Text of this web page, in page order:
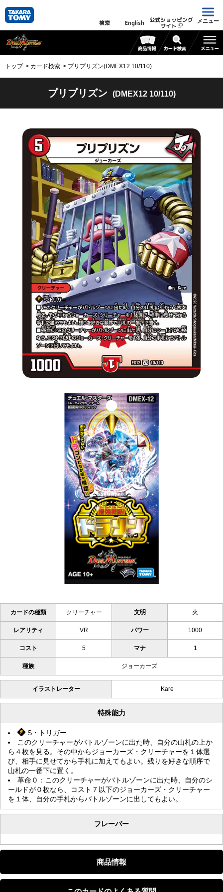
検索 English 公式ショッピング
サイト
メニュー
トップ カード検索 プリプリズン(DMEX12 10/110)
プリプリズン (DMEX12 10/110)
カードの種類 クリーチャー 文明 火
レアリティ VR パワー 1000
コスト 5 マナ 1
種族 ジョーカーズ
イラストレーター Kare
特殊能力
S・トリガー
このクリーチャーがバトルゾーンに出た時、自分の山札の上か
ら４枚を見る。その中からジョーカーズ・クリーチャーを１体選
び、相手に見せてから手札に加えてもよい。残りを好きな順序で
山札の一番下に置く。
革命０：このクリーチャーがバトルゾーンに出た時、自分のシ
ールドが０枚なら、コスト７以下のジョーカーズ・クリーチャー
を１体、自分の手札からバトルゾーンに出してもよい。
フレーバー
商品情報